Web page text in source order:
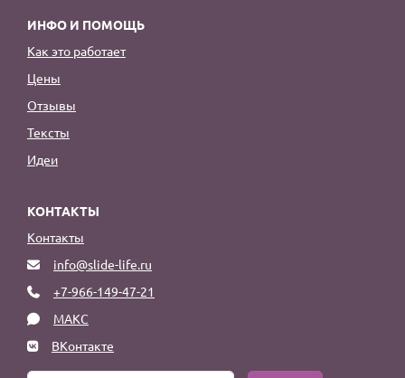
ИНФО И ПОМОЩЬ
Как это работает
Цены
Отзывы
Тексты
Идеи
КОНТАКТЫ
Контакты
info@slide-life.ru
+7-966-149-47-21
МАКС
ВКонтакте